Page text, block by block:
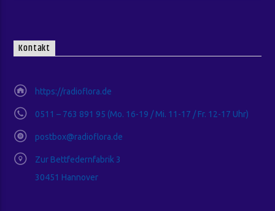
Kontakt
https://radioflora.de
0511 – 763 891 95 (Mo. 16-19 / Mi. 11-17 / Fr. 12-17 Uhr)
postbox@radioflora.de
Zur Bettfedernfabrik 3
30451 Hannover